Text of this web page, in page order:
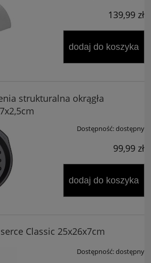
139,99 zł
dodaj do koszyka
strukturalna okrągła
Dostępność:dostępny
99,99 zł
dodaj do koszyka
Classic 25x26x7cm
Dostępność:dostępny